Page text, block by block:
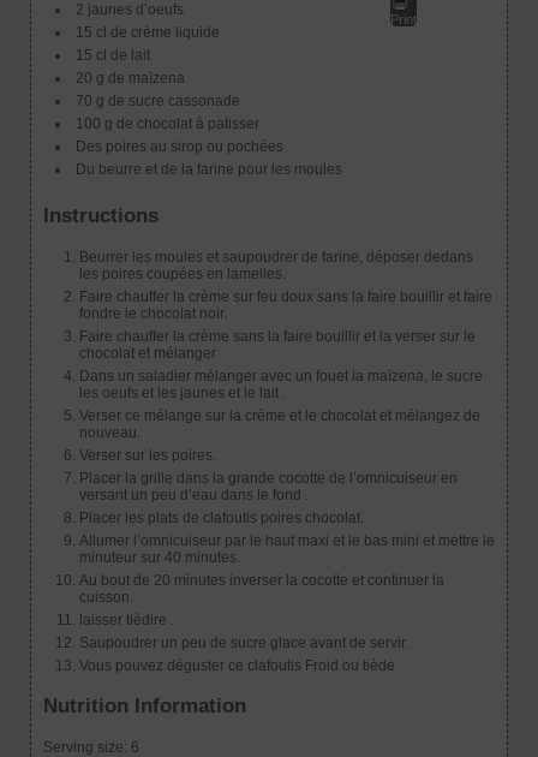
Print
2 jaunes d’oeufs
15 cl de crème liquide
15 cl de lait
20 g de maïzena
70 g de sucre cassonade
100 g de chocolat à patisser
Des poires au sirop ou pochées
Du beurre et de la farine pour les moules
Instructions
Beurrer les moules et saupoudrer de farine, déposer dedans
les poires coupées en lamelles.
Faire chauffer la crème sur feu doux sans la faire bouillir et faire
fondre le chocolat noir.
Faire chauffer la crème sans la faire bouillir et la verser sur le
chocolat et mélanger
Dans un saladier mélanger avec un fouet la maïzena, le sucre
les oeufs et les jaunes et le lait .
Verser ce mélange sur la crème et le chocolat et mélangez de
nouveau.
Verser sur les poires.
Placer la grille dans la grande cocotte de l’omnicuiseur en
versant un peu d’eau dans le fond .
Placer les plats de clafoutis poires chocolat.
Allumer l’omnicuiseur par le haut maxi et le bas mini et mettre le
minuteur sur 40 minutes.
Au bout de 20 minutes inverser la cocotte et continuer la
cuisson.
laisser tièdire .
Saupoudrer un peu de sucre glace avant de servir.
Vous pouvez déguster ce clafoutis Froid ou tiède
Nutrition Information
Serving size: 6